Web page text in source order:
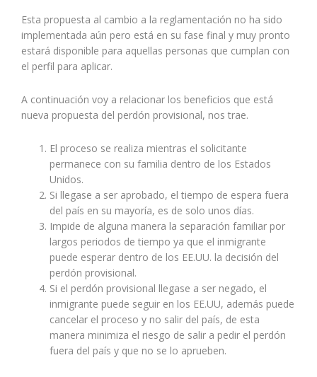
Esta propuesta al cambio a la reglamentación no ha sido
implementada aún pero está en su fase final y muy pronto
estará disponible para aquellas personas que cumplan con
el perfil para aplicar.
A continuación voy a relacionar los beneficios que está
nueva propuesta del perdón provisional, nos trae.
El proceso se realiza mientras el solicitante
permanece con su familia dentro de los Estados
Unidos.
Si llegase a ser aprobado, el tiempo de espera fuera
del país en su mayoría, es de solo unos días.
Impide de alguna manera la separación familiar por
largos periodos de tiempo ya que el inmigrante
puede esperar dentro de los EE.UU. la decisión del
perdón provisional.
Si el perdón provisional llegase a ser negado, el
inmigrante puede seguir en los EE.UU, además puede
cancelar el proceso y no salir del país, de esta
manera minimiza el riesgo de salir a pedir el perdón
fuera del país y que no se lo aprueben.